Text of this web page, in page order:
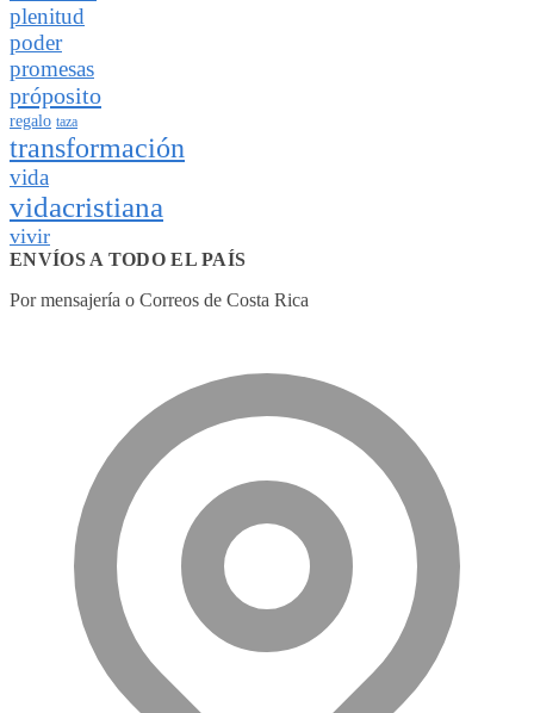
plenitud
poder
promesas
próposito
regalo taza
transformación
vida
vidacristiana
vivir
ENVÍOS A TODO EL PAÍS
Por mensajería o Correos de Costa Rica